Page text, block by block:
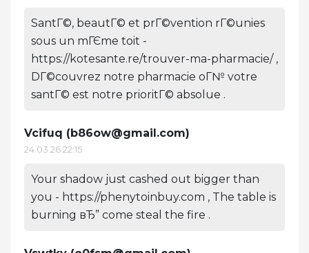
SantГ©, beautГ© et prГ©vention rГ©unies
sous un mГЄme toit -
https://kotesante.re/trouver-ma-pharmacie/ ,
DГ©couvrez notre pharmacie oГ№ votre
santГ© est notre prioritГ© absolue .
Vcifuq (b86ow@gmail.com)
24.03.26 22:15
Your shadow just cashed out bigger than
you - https://phenytoinbuy.com , The table is
burning вЂ” come steal the fire .